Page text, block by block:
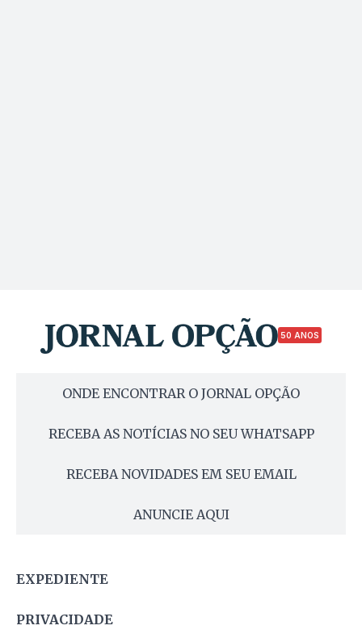
50 ANOS
ONDE ENCONTRAR O JORNAL OPÇÃO
RECEBA AS NOTÍCIAS NO SEU WHATSAPP
RECEBA NOVIDADES EM SEU EMAIL
ANUNCIE AQUI
EXPEDIENTE
PRIVACIDADE